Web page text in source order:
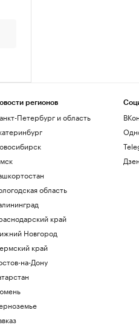
регионов
Петербург и область
область
край
Новгород
край
на-Дону
Дзен